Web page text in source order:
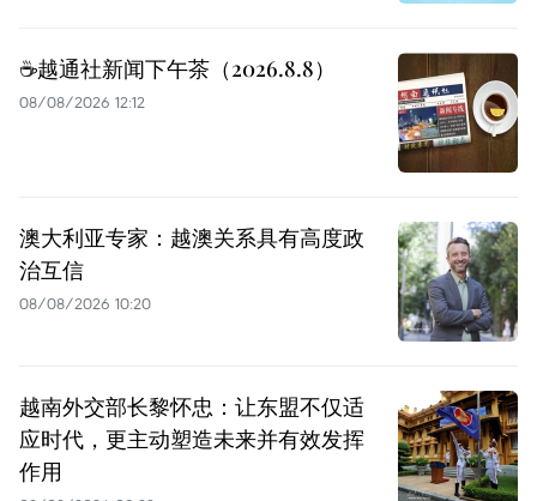
☕️越通社新闻下午茶（2026.8.8）
08/08/2026 12:12
澳大利亚专家：越澳关系具有高度政
治互信
08/08/2026 10:20
越南外交部长黎怀忠：让东盟不仅适
应时代，更主动塑造未来并有效发挥
作用